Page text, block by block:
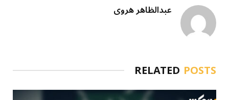
عبدالظاهر هروی
RELATED POSTS